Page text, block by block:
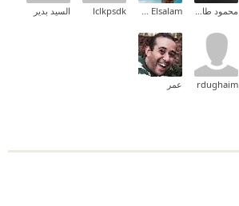
محمود طارق إبراهيم Ehab Mohammed Abd Elsalam
lclkpsdk السيد بدير
rdughaim عمر